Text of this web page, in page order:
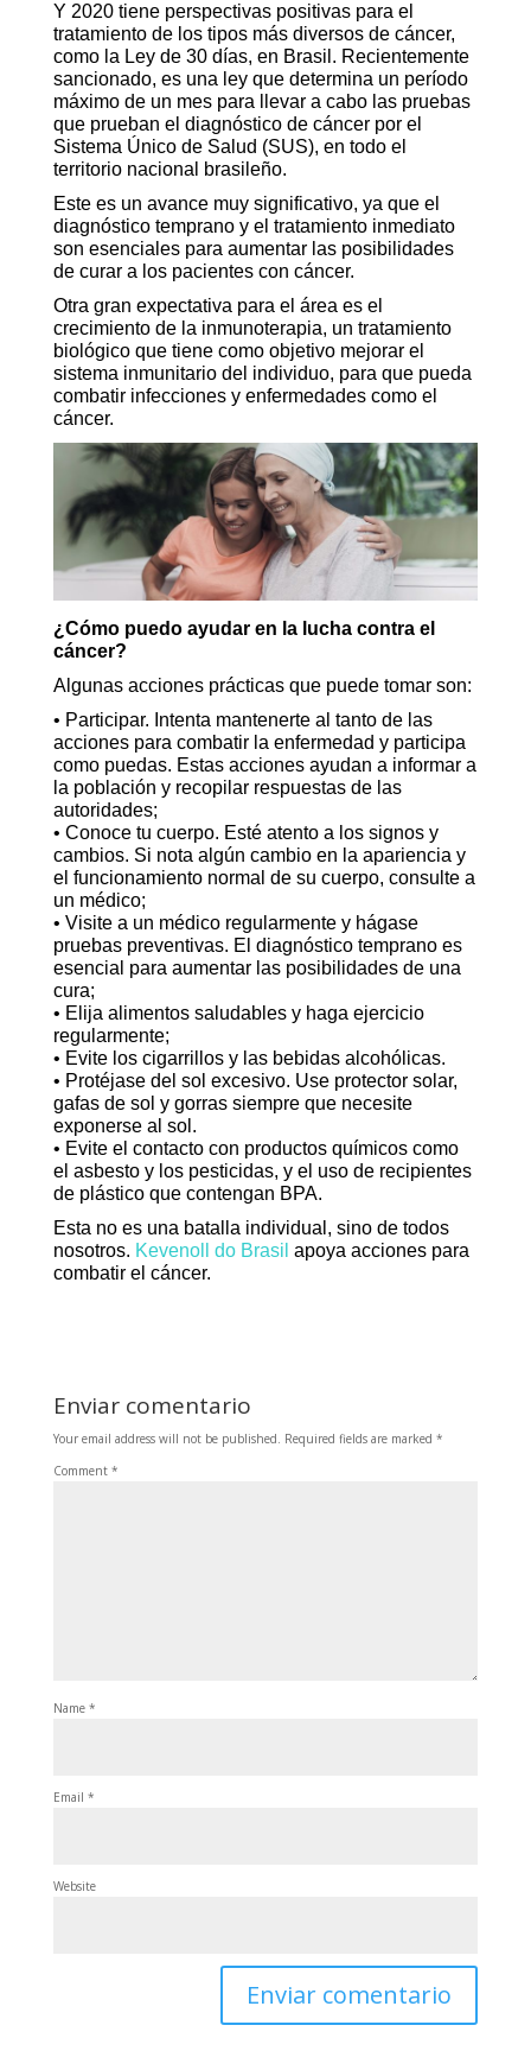
Y 2020 tiene perspectivas positivas para el
tratamiento de los tipos más diversos de cáncer,
como la Ley de 30 días, en Brasil. Recientemente
sancionado, es una ley que determina un período
máximo de un mes para llevar a cabo las pruebas
que prueban el diagnóstico de cáncer por el
Sistema Único de Salud (SUS), en todo el
territorio nacional brasileño.
Este es un avance muy significativo, ya que el
diagnóstico temprano y el tratamiento inmediato
son esenciales para aumentar las posibilidades
de curar a los pacientes con cáncer.
Otra gran expectativa para el área es el
crecimiento de la inmunoterapia, un tratamiento
biológico que tiene como objetivo mejorar el
sistema inmunitario del individuo, para que pueda
combatir infecciones y enfermedades como el
cáncer.
¿Cómo puedo ayudar en la lucha contra el
cáncer?
Algunas acciones prácticas que puede tomar son:
• Participar. Intenta mantenerte al tanto de las
acciones para combatir la enfermedad y participa
como puedas. Estas acciones ayudan a informar a
la población y recopilar respuestas de las
autoridades;
• Conoce tu cuerpo. Esté atento a los signos y
cambios. Si nota algún cambio en la apariencia y
el funcionamiento normal de su cuerpo, consulte a
un médico;
• Visite a un médico regularmente y hágase
pruebas preventivas. El diagnósticotemprano es
esencial para aumentar las posibilidades de una
cura;
• Elija alimentos saludables y haga ejercicio
regularmente;
• Evite los cigarrillos y las bebidas alcohólicas.
• Protéjase del sol excesivo. Use protector solar,
gafas de sol y gorras siempre que necesite
exponerse al sol.
• Evite el contacto con productos químicos como
el asbesto y los pesticidas, y el uso de recipientes
de plástico que contengan BPA.
Esta no es una batalla individual, sino de todos
nosotros. Kevenoll do Brasil apoya acciones para
combatir el cáncer.
Enviar comentario
Your email address will not be published. Required fields are marked *
Comment *
Name *
Email *
Website